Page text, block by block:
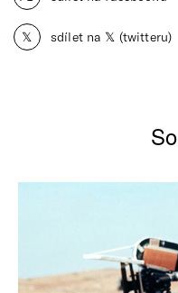
𝕏 sdílet na 𝕏 (twitteru)